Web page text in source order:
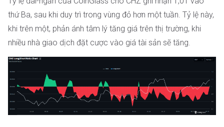
thứ Ba, sau khi duy trì trong vùng đỏ hơn một tuần. Tỷ lệ này,
khi trên một, phản ánh tâm lý tăng giá trên thị trường, khi
nhiều nhà giao dịch đặt cược vào giá tài sản sẽ tăng.